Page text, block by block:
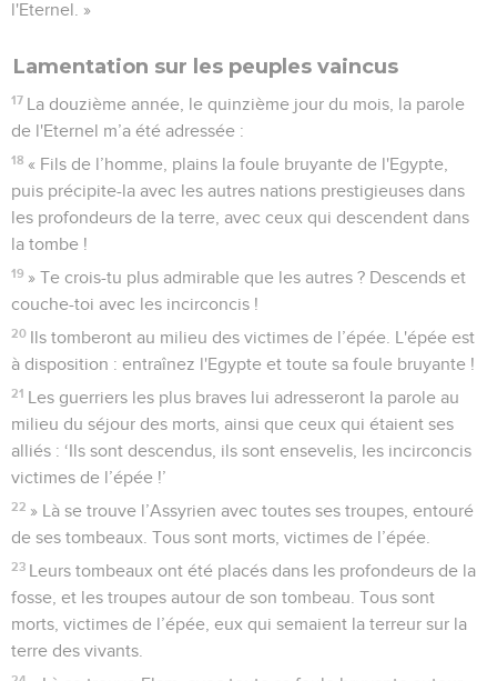
l'Eternel. »
Lamentation sur les peuples vaincus
17 La douzième année, le quinzième jour du mois, la parole
de l'Eternel m’a été adressée :
18 « Fils de l’homme, plains la foule bruyante de l'Egypte,
puis précipite-la avec les autres nations prestigieuses dans
les profondeurs de la terre, avec ceux qui descendent dans
la tombe !
19 » Te crois-tu plus admirable que les autres ? Descends et
couche-toi avec les incirconcis !
20 Ils tomberont au milieu des victimes de l’épée. L'épée est
à disposition : entraînez l'Egypte et toute sa foule bruyante !
21 Les guerriers les plus braves lui adresseront la parole au
milieu du séjour des morts, ainsi que ceux qui étaient ses
alliés : ‘Ils sont descendus, ils sont ensevelis, les incirconcis
victimes de l’épée !’
22 » Là se trouve l’Assyrien avec toutes ses troupes, entouré
de ses tombeaux. Tous sont morts, victimes de l’épée.
23 Leurs tombeaux ont été placés dans les profondeurs de la
fosse, et les troupes autour de son tombeau. Tous sont
morts, victimes de l’épée, eux qui semaient la terreur sur la
terre des vivants.